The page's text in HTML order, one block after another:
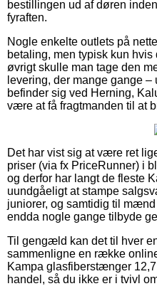
bestillingen ud af døren
fyraften.
Nogle enkelte outlets på
betaling, men typisk kun hvis
øvrigt skulle man tage den
levering, der mange gange
befinder sig ved Herning,
være at få fragtmanden til at
Det har vist sig at være ret
priser (via fx PriceRunner) i
og derfor har langt de fleste
uundgåeligt at stampe
juniorer, og samtidig til
endda nogle gange tilbyde
Til gengæld kan det til hver
sammenligne en række
Kampa glasfiberstænger
handel, så du ikke er i tvivl